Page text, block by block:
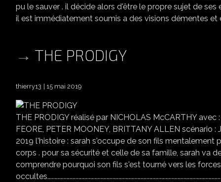
pu le sauver . il décide alors d'être le propre sujet de
il est immédiatement soumis a des visions démentes et
THE PRODIGY
thierry13 15 mai 2019
THE PRODIGY réalisé par NICHOLAS McCARTHY
FEORE, PETER MOONEY, BRITTANY ALLEN scénario
2019 l'histoire : sarah s'occupe de son fils mentalement
corps . pour sa sécurité et celle de sa famille, sarah va
comprendre pourquoi son fils s'est tourné vers les forces